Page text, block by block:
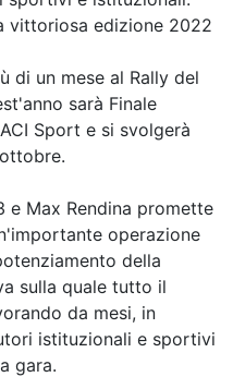
vittoriosa edizione 2022
di un mese al Rally del
sarà Finale
Sport e si svolgerà
e Max Rendina promette
operazione
della
sulla quale tutto il
da mesi, in
istituzionali e sportivi
gara.